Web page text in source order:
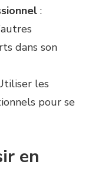
:
dans son
les
pour se
en